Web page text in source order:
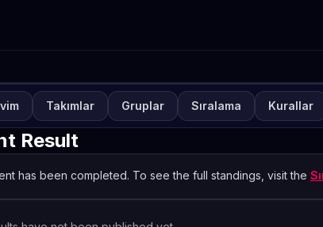
KAPALI
PUBG Scrim Turnuva
00
GÜN
00
SAAT
Takımlar Gruplar Sıralama Kurallar
Result
has been completed. To see the full standings, visit the